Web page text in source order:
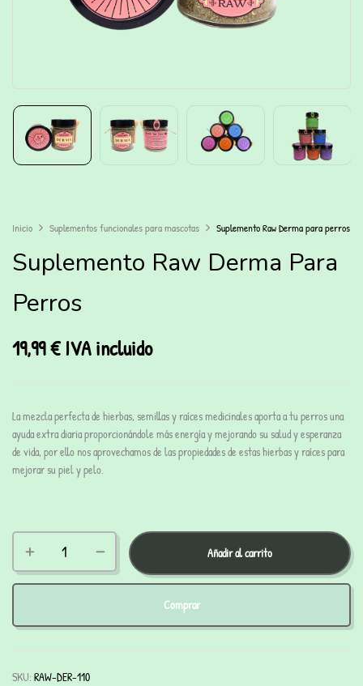
Inicio Suplementos funcionales para mascotas Suplemento Raw Derma para perros
Suplemento Raw Derma Para
Perros
19,99€IVA incluido
La mezcla perfecta de hierbas, semillas y raíces medicinales aporta a tu perros una
ayuda extra diaria proporcionándole más energía y mejorando su salud y esperanza
de vida, por ello nos aprovechamos de las propiedades de estas hierbas y raíces para
mejorar su piel y pelo.
Añadir al carrito
Comprar
SKU: RAW-DER-110